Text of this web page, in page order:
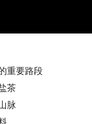
重要路段
茶
脉